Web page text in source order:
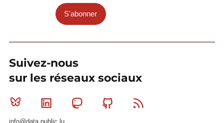
S'abonner
Suivez-nous
sur les réseaux sociaux
Bluesky Linkedin MastodonGithub
info@data.public.lu